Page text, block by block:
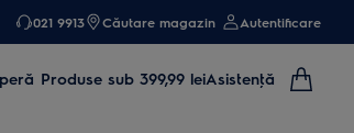
021 9913 Căutare magazin Autentificare
Produse sub 399,99 leiAsistenţă